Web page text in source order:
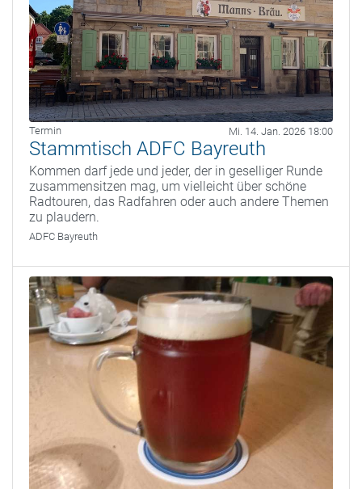
Termin Mi. 14. Jan. 2026 18:00
Stammtisch ADFC Bayreuth
Kommen darf jede und jeder, der in geselliger Runde
zusammensitzen mag, um vielleicht über schöne
Radtouren, das Radfahren oder auch andere Themen
zu plaudern.
ADFC Bayreuth